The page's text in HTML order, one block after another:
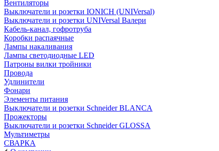
Вентиляторы
Выключатели и розетки IONICH (UNIVersal)
Выключатели и розетки UNIVersal Валери
Кабель-канал, гофротруба
Коробки распаячные
Лампы накаливания
Лампы светодиодные LED
Патроны вилки тройники
Провода
Удлинители
Фонари
Элементы питания
Выключатели и розетки Schneider BLANCA
Прожекторы
Выключатели и розетки Schneider GLOSSA
Мультиметры
СВАРКА